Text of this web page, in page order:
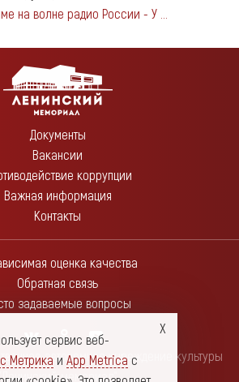
на волне радио России - У ...
Документы
Вакансии
коррупции
Важная информация
Контакты
оценка качества
Обратная связь
задаваемые вопросы
автономное учреждение культуры
"Ленинский мемориал"
сервис веб-
Метрика и App Metrica с